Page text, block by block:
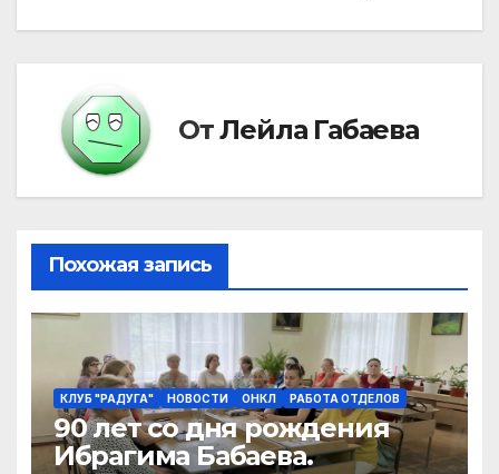
по
записям
ОтЛейла Габаева
Похожая запись
КЛУБ "РАДУГА" НОВОСТИ ОНКЛ РАБОТА ОТДЕЛОВ
90 лет со дня рождения
Ибрагима Бабаева.